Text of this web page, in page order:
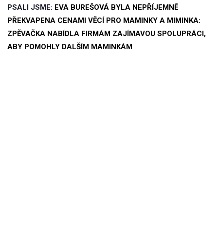
PSALI JSME: EVA BUREŠOVÁ BYLA NEPŘÍJEMNĚ
PŘEKVAPENA CENAMI VĚCÍ PRO MAMINKY A MIMINKA:
ZPĚVAČKA NABÍDLA FIRMÁM ZAJÍMAVOU SPOLUPRÁCI,
ABY POMOHLY DALŠÍM MAMINKÁM